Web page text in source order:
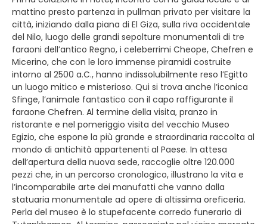
mattino presto partenza in pullman privato per visitare la
città, iniziando dalla piana di El Giza, sulla riva occidentale
del Nilo, luogo delle grandi sepolture monumentali di tre
faraoni dell’antico Regno, i celeberrimi Cheope, Chefren e
Micerino, che con le loro immense piramidi costruite
intorno al 2500 a.C., hanno indissolubilmente reso l’Egitto
un luogo mitico e misterioso. Qui si trova anche l’iconica
Sfinge, l’animale fantastico con il capo raffigurante il
faraone Chefren. Al termine della visita, pranzo in
ristorante e nel pomeriggio visita del vecchio Museo
Egizio, che espone la più grande e straordinaria raccolta al
mondo di antichità appartenenti al Paese. In attesa
dell’apertura della nuova sede, raccoglie oltre 120.000
pezzi che, in un percorso cronologico, illustrano la vita e
l’incomparabile arte dei manufatti che vanno dalla
statuaria monumentale ad opere di altissima oreficeria.
Perla del museo è lo stupefacente corredo funerario di